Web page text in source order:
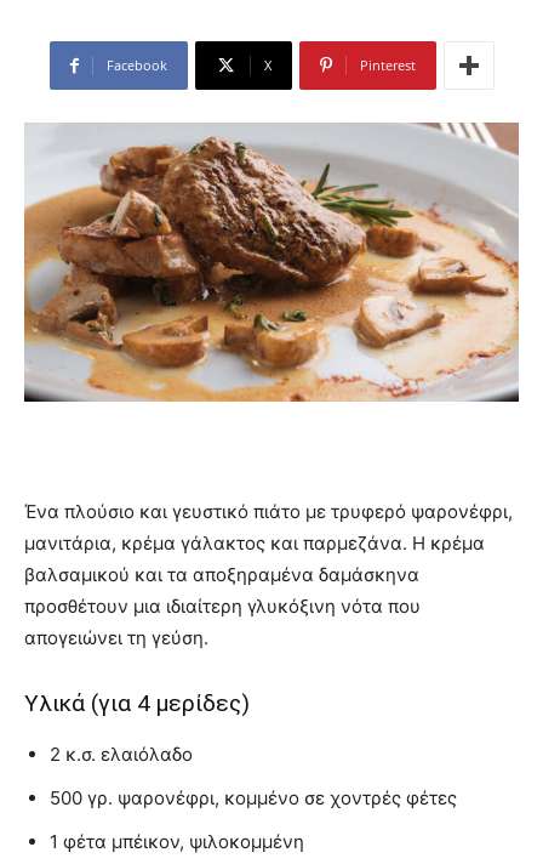
Facebook X Pinterest
Ένα πλούσιο και γευστικό πιάτο με τρυφερό ψαρονέφρι,
μανιτάρια, κρέμα γάλακτος και παρμεζάνα. Η κρέμα
βαλσαμικού και τα αποξηραμένα δαμάσκηνα
προσθέτουν μια ιδιαίτερη γλυκόξινη νότα που
απογειώνει τη γεύση.
Υλικά (για 4 μερίδες)
2 κ.σ. ελαιόλαδο
500 γρ. ψαρονέφρι, κομμένο σε χοντρές φέτες
1 φέτα μπέικον, ψιλοκομμένη